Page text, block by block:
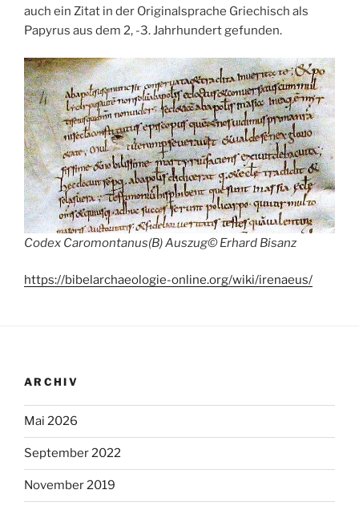
auch ein Zitat in der Originalsprache Griechisch als
Papyrus aus dem 2, -3. Jahrhundert gefunden.
Codex Caromontanus(B) Auszug© Erhard Bisanz
https://bibelarchaeologie-online.org/wiki/irenaeus/
ARCHIV
Mai 2026
September 2022
November 2019